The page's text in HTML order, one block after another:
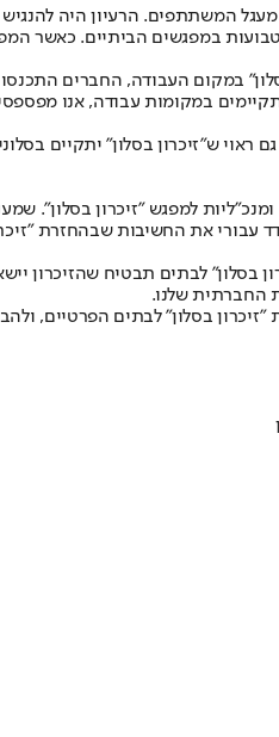
המשתתפים. הרעיון היה
במפגשים הביתיים. כאשר
במקום העבודה, החברים התכנסו
במקומות עבודה, אנו
ש"זיכרון בסלון" יתקיים
עבורי את החשיבות שבהחזרת
בסלון" לבתים תבטיח שהזיכרון
החברתית שלנו.
בסלון" לבתים הפרטיים,